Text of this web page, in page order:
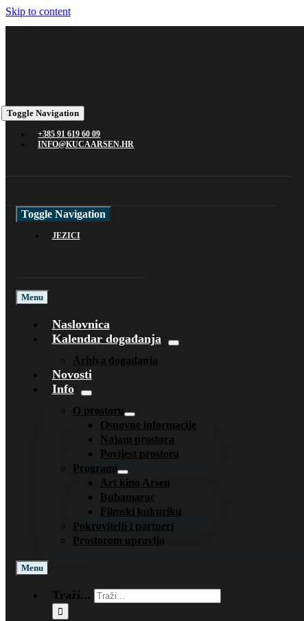
Skip to content
Toggle Navigation
+385 91 619 60 09
INFO@KUCAARSEN.HR
Toggle Navigation
JEZICI
Menu
Naslovnica
Kalendar događanja
Arhiva događanja
Novosti
Info
O prostoru
Osnovne informacije
Najam prostora
Povijest prostora
Programi
Art kino Arsen
Bubamarac
Filmski kukuriku
Pokrovitelji i partneri
Prostorom upravlja
Menu
Traži...